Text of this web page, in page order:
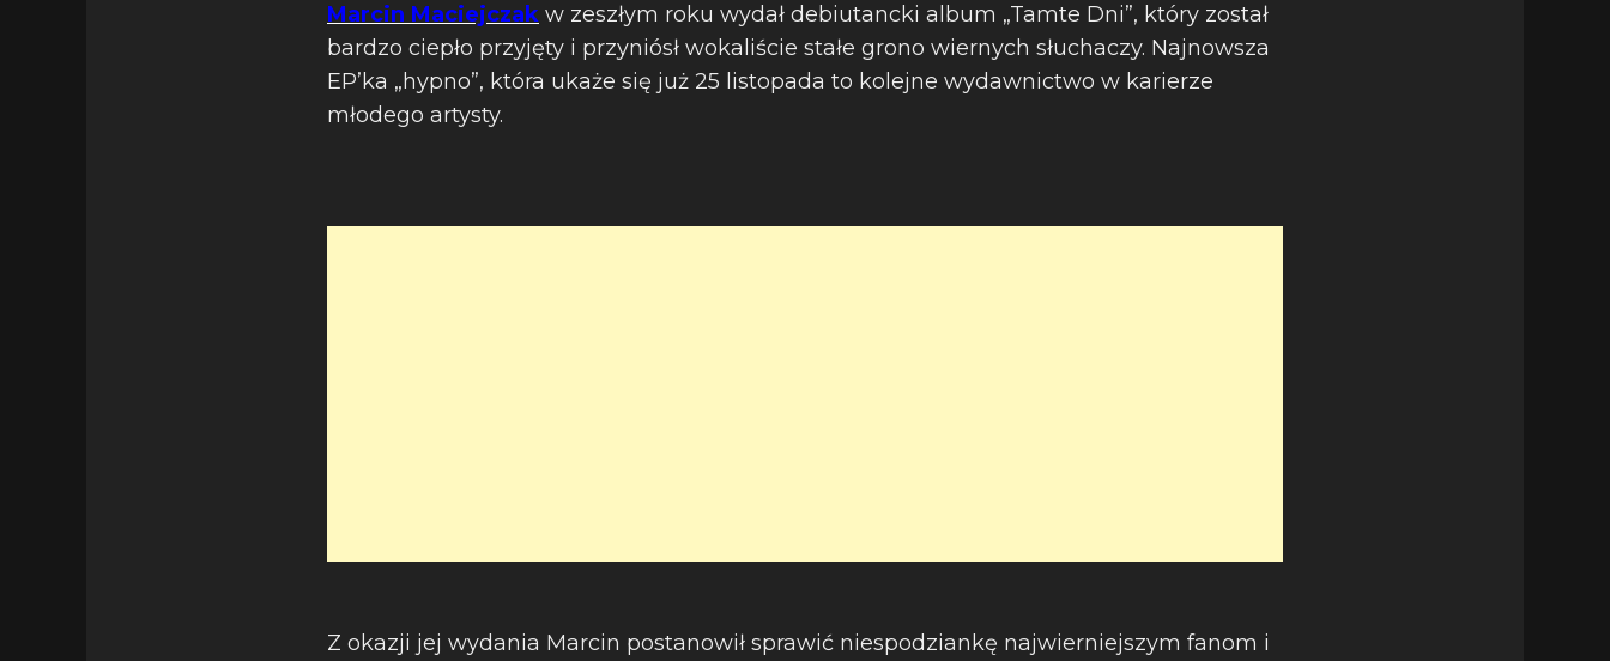
Marcin Maciejczak w zeszłym roku wydał debiutancki album „Tamte Dni”, który został
bardzo ciepło przyjęty i przyniósł wokaliście stałe grono wiernych słuchaczy. Najnowsza
EP’ka „hypno”, która ukaże się już 25 listopada to kolejne wydawnictwo w karierze
młodego artysty.
Z okazji jej wydania Marcin postanowił sprawić niespodziankę najwierniejszym fanom i